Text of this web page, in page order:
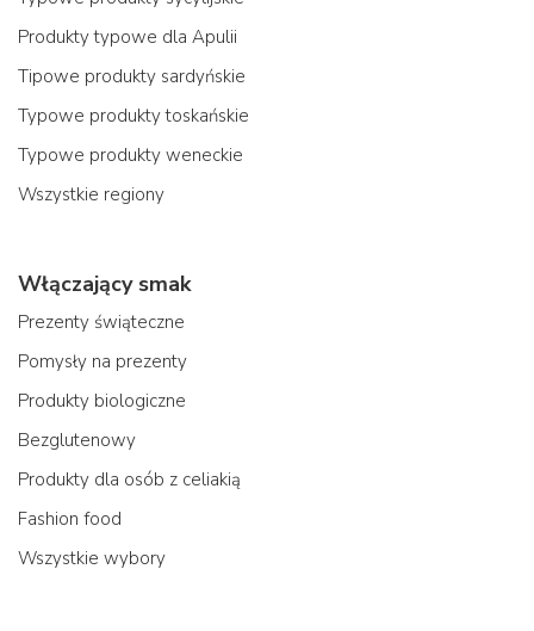
Produkty typowe dla Apulii
Tipowe produkty sardyńskie
Typowe produkty toskańskie
Typowe produkty weneckie
Wszystkie regiony
Włączający smak
Prezenty świąteczne
Pomysły na prezenty
Produkty biologiczne
Bezglutenowy
Produkty dla osób z celiakią
Fashion food
Wszystkie wybory